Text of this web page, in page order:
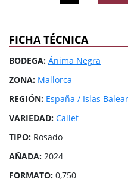
FICHA TÉCNICA
BODEGA: Ánima Negra
ZONA: Mallorca
REGIÓN: España / Islas
VARIEDAD: Callet
TIPO: Rosado
AÑADA: 2024
FORMATO: 0,750